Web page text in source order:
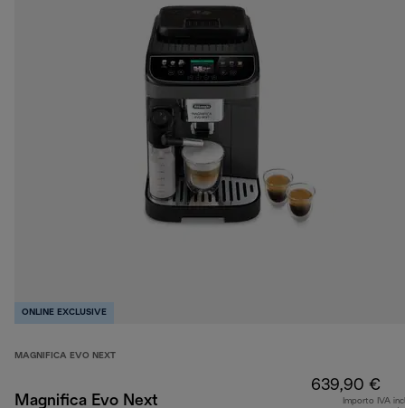
ONLINE EXCLUSIVE
MAGNIFICA EVO NEXT
Magnifica Evo Next
639,90 €
Importo IVA